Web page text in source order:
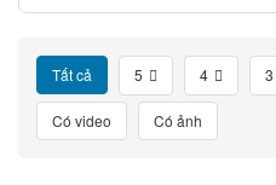
Tất cả 5 4 3
Có video Có ảnh